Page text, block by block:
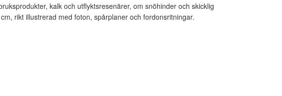
kalk och utflyktsresenärer, om snöhinder och skicklig
rikt illustrerad med foton, spårplaner och fordonsritningar.